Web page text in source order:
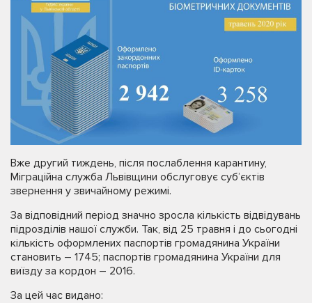
Вже другий тиждень, після послаблення карантину,
Міграційна служба Львівщини обслуговує суб’єктів
звернення у звичайному режимі.
За відповідний період значно зросла кількість відвідувань
підрозділів нашої служби. Так, від 25 травня і до сьогодні
кількість оформлених паспортів громадянина України
становить – 1745; паспортів громадянина України для
виїзду за кордон – 2016.
За цей час видано: